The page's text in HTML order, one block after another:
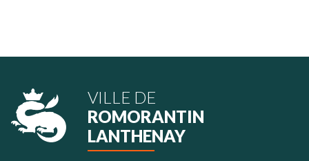
VILLE DE
ROMORANTIN
LANTHENAY